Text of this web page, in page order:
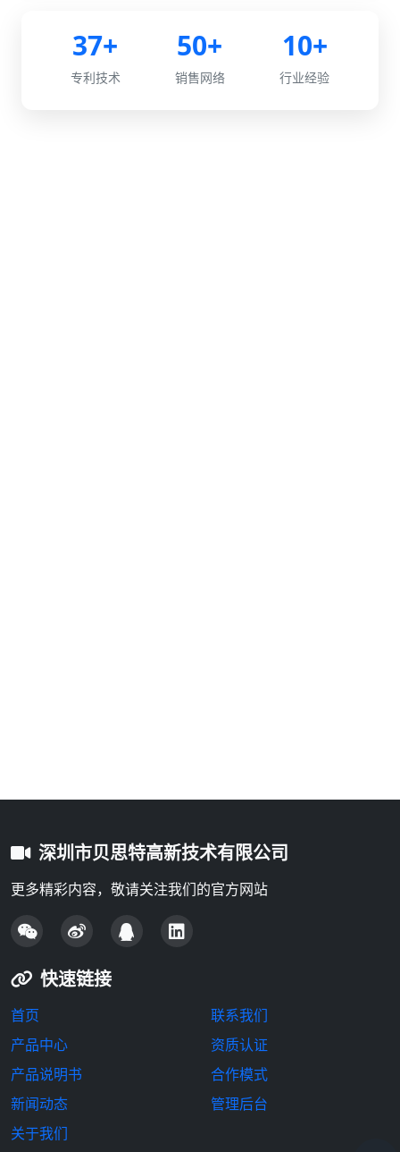
37+
专利技术
50+
销售网络
10+
行业经验
深圳市贝思特高新技术有限公司
更多精彩内容，敬请关注我们的官方网站
快速链接
首页
产品中心
产品说明书
新闻动态
关于我们
联系我们
资质认证
合作模式
管理后台